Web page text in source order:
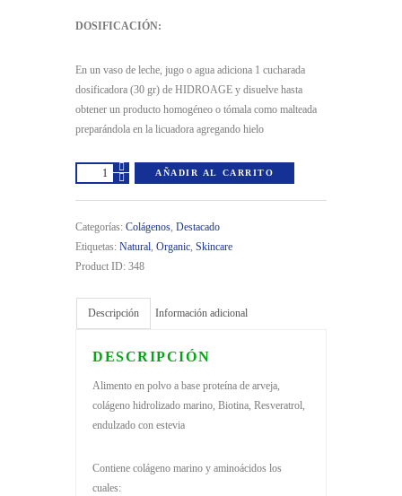
DOSIFICACIÓN:
En un vaso de leche, jugo o agua adiciona 1 cucharada
dosificadora (30 gr) de HIDROAGE y disuelve hasta
obtener un producto homogéneo o tómala como malteada
preparándola en la licuadora agregando hielo
HIDROAGE
HIDROLIZADO
MARINO
PARA
cantidad
AÑADIR AL CARRITO
Categorías: Colágenos, Destacado
Etiquetas: Natural, Organic, Skincare
Product ID: 348
Descripción Información adicional
DESCRIPCIÓN
Alimento en polvo a base proteína de arveja,
colágeno hidrolizado marino, Biotina, Resveratrol,
endulzado con estevia
Contiene colágeno marino y aminoácidos los
cuales: